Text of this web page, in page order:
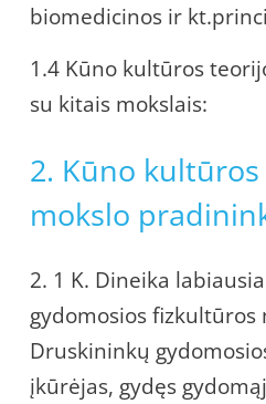
biomedicinos ir
1.4 Kūno kultūros
su kitais mokslais:
2. Kūno
mokslo
2. 1 K. Dineika
gydomosios fizkultūros
Druskininkų
įkūrėjas, gydęs